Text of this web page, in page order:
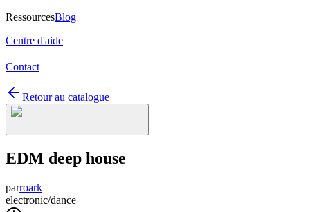
RessourcesBlog
Centre d'aide
Contact
Retour au catalogue
EDM deep house
parroark
electronic/dance